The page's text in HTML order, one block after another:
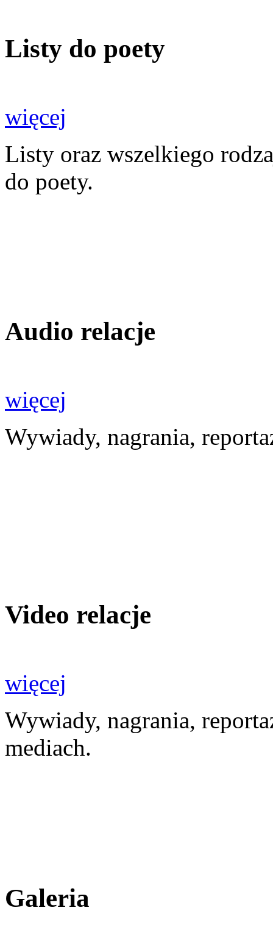
Listy do poety
więcej
Listy oraz wszelkiego
do poety.
Audio relacje
więcej
Wywiady, nagrania,
Video relacje
więcej
Wywiady, nagrania,
mediach.
Galeria